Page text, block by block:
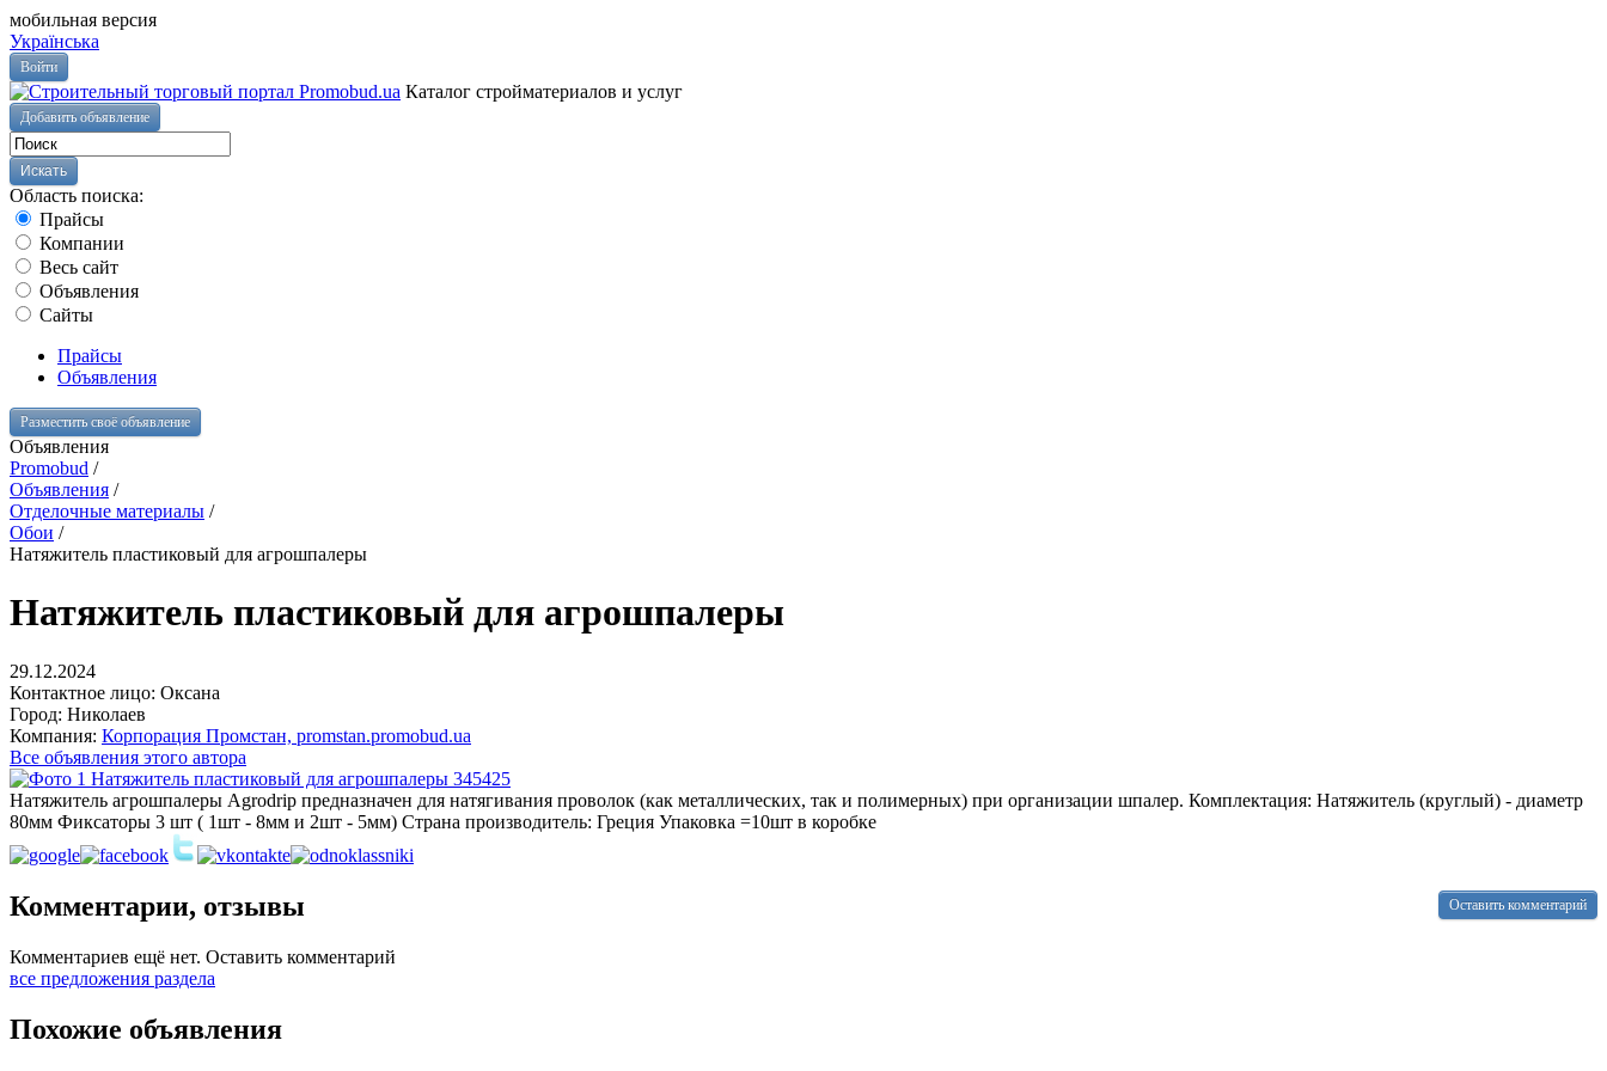
мобильная версия
Українська
Войти
Каталог стройматериалов и услуг
Добавить объявление
Область поиска:
Прайсы
Компании
Весь сайт
Объявления
Сайты
Прайсы
Объявления
Разместить своё объявление
Объявления
Promobud /
Объявления /
Отделочные материалы /
Обои /
Натяжитель пластиковый для агрошпалеры
Натяжитель пластиковый для агрошпалеры
29.12.2024
Контактное лицо: Оксана
Город: Николаев
Компания: Корпорация Промстан, promstan.promobud.ua
Все объявления этого автора
Натяжитель агрошпалеры Agrodrip предназначен для натягивания проволок (как металлических, так и полимерных) при организации шпалер. Комплектация: Натяжитель (круглый) - диаметр
80мм Фиксаторы 3 шт ( 1шт - 8мм и 2шт - 5мм) Страна производитель: Греция Упаковка =10шт в коробке
Оставить комментарий
Комментарии, отзывы
Комментариев ещё нет. Оставить комментарий
все предложения раздела
Похожие объявления